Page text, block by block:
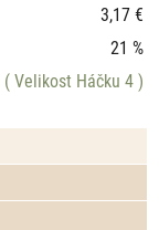
3,17 €
21 %
( Velikost Háčku 4 )